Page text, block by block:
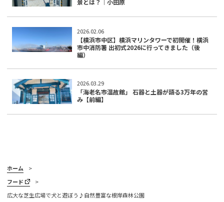
2026.02.06
【横浜市中区】横浜マリンタワーで初開催！横浜
市中消防署 出初式2026に行ってきました（後
編）
2026.03.29
「海老名市温故館」 石器と土器が語る3万年の営
み【前編】
ホーム
フード
広大な芝生広場で犬と遊ぼう♪自然豊富な根岸森林公園